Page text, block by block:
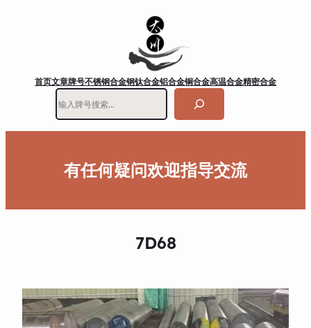
首页文章牌号不锈钢合金钢钛合金铝合金铜合金高温合金精密合金
有任何疑问欢迎指导交流
7D68